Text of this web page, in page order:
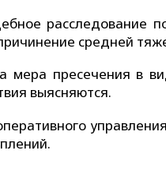
расследование
средней
мера пресечения в
выясняются.